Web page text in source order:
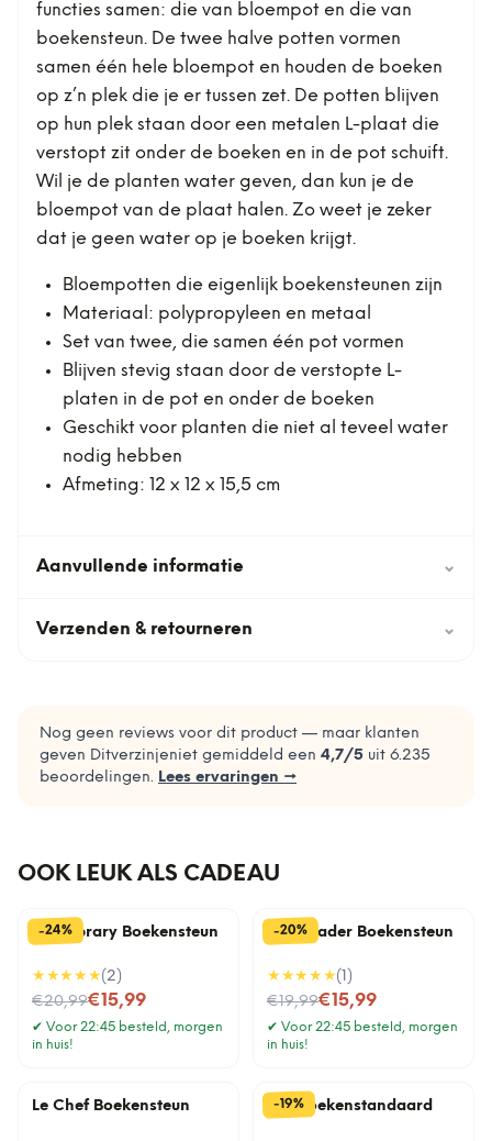
functies samen: die van bloempot en die van
boekensteun. De twee halve potten vormen
samen één hele bloempot en houden de boeken
op z’n plek die je er tussen zet. De potten blijven
op hun plek staan door een metalen L-plaat die
verstopt zit onder de boeken en in de pot schuift.
Wil je de planten water geven, dan kun je de
bloempot van de plaat halen. Zo weet je zeker
dat je geen water op je boeken krijgt.
Bloempotten die eigenlijk boekensteunen zijn
Materiaal: polypropyleen en metaal
Set van twee, die samen één pot vormen
Blijven stevig staan door de verstopte L-
platen in de pot en onder de boeken
Geschikt voor planten die niet al teveel water
nodig hebben
Afmeting: 12 x 12 x 15,5 cm
Aanvullende informatie ⌄
Verzenden & retourneren ⌄
Nog geen reviews voor dit product — maar klanten
geven Ditverzinjeniet gemiddeld een 4,7/5 uit 6.235
beoordelingen. Lees ervaringen →
OOK LEUK ALS CADEAU
-24%
The Library Boekensteun
★★★★★(2 )
€20,99
Nu voor€15,99
✔ Voor 22:45 besteld, morgen
in huis!
-20%
The Reader Boekensteun
★★★★★( 1 )
€19,99
Nu voor€15,99
✔ Voor 22:45 besteld, morgen
in huis!
Le Chef Boekensteun -19%
Kat boekenstandaard